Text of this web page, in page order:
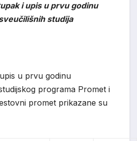
i upis u prvu godinu
studija
u prvu godinu
programa Promet i
promet prikazane su